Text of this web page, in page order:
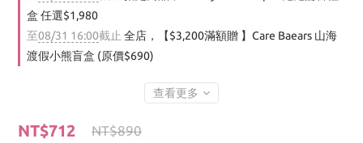
盒 任選$1,980
至08/31 16:00截止 全店，【$3,200滿額贈 】Care Baears 山海
渡假小熊盲盒 (原價$690)
查看更多
NT$712 NT$890